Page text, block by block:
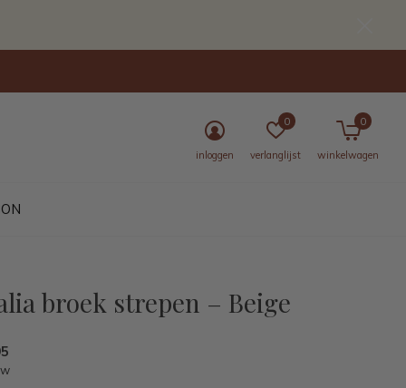
inloggen verlanglijst
0
winkelwagen
0
broek strepen – Beige